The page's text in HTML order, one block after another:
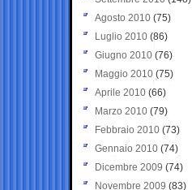
Agosto 2010 (75)
Luglio 2010 (86)
Giugno 2010 (76)
Maggio 2010 (75)
Aprile 2010 (66)
Marzo 2010 (79)
Febbraio 2010 (73)
Gennaio 2010 (74)
Dicembre 2009 (74)
Novembre 2009 (83)